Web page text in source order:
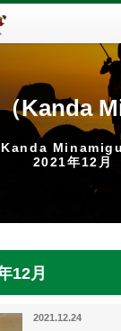
Kanda
Kanda
2021年12月
12月
2021.12.24